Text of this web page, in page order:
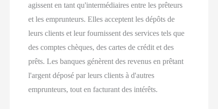
agissent en tant qu'intermédiaires entre les prêteurs
et les emprunteurs. Elles acceptent les dépôts de
leurs clients et leur fournissent des services tels que
des comptes chèques, des cartes de crédit et des
prêts. Les banques génèrent des revenus en prêtant
l'argent déposé par leurs clients à d'autres
emprunteurs, tout en facturant des intérêts.